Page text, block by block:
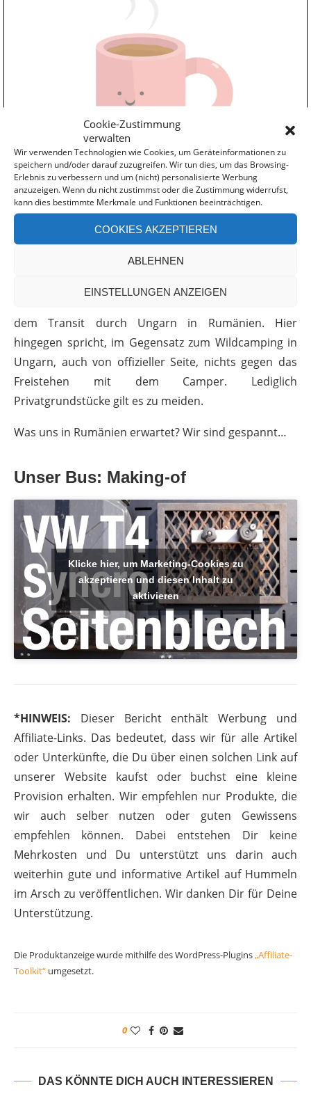
Cookie-Zustimmung
verwalten
Wir verwenden Technologien wie Cookies, um Geräteinformationen zu
speichern und/oder darauf zuzugreifen. Wir tun dies, um das Browsing-
Erlebnis zu verbessern und um (nicht) personalisierte Werbung
anzuzeigen. Wenn du nicht zustimmst oder die Zustimmung widerrufst,
kann dies bestimmte Merkmale und Funktionen beeinträchtigen.
COOKIES AKZEPTIEREN
ABLEHNEN
EINSTELLUNGEN ANZEIGEN
Wildcampen in Rumänien
dem Transit durch Ungarn in Rumänien. Hier
hingegen spricht, im Gegensatz zum Wildcamping in
Ungarn, auch von offizieller Seite, nichts gegen das
Freistehen mit dem Camper. Lediglich
Privatgrundstücke gilt es zu meiden.
Was uns in Rumänien erwartet? Wir sind gespannt…
Unser Bus: Making-of
Klicke hier, um Marketing-Cookies zu
akzeptieren und diesen Inhalt zu
aktivieren
*HINWEIS: Dieser Bericht enthält Werbung und
Affiliate-Links. Das bedeutet, dass wir für alle Artikel
oder Unterkünfte, die Du über einen solchen Link auf
unserer Website kaufst oder buchst eine kleine
Provision erhalten. Wir empfehlen nur Produkte, die
wir auch selber nutzen oder guten Gewissens
empfehlen können. Dabei entstehen Dir keine
Mehrkosten und Du unterstützt uns darin auch
weiterhin gute und informative Artikel auf Hummeln
im Arsch zu veröffentlichen. Wir danken Dir für Deine
Unterstützung.
Die Produktanzeige wurde mithilfe des WordPress-Plugins„Affiliate-
Toolkit“ umgesetzt.
0
DAS KÖNNTE DICH AUCH INTERESSIEREN